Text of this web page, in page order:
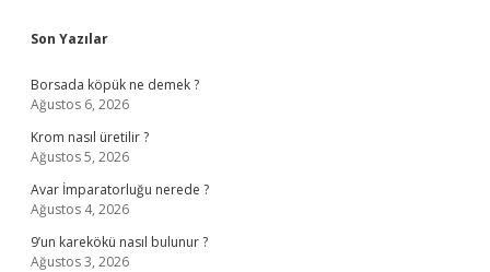
Sidebar
Son Yazılar
Borsada köpük ne demek ?
Ağustos 6, 2026
Krom nasıl üretilir ?
Ağustos 5, 2026
Avar İmparatorluğu nerede ?
Ağustos 4, 2026
9’un karekökü nasıl bulunur ?
Ağustos 3, 2026